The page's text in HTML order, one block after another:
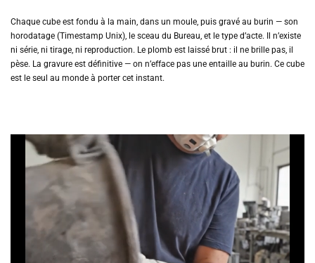
Chaque cube est fondu à la main, dans un moule, puis gravé au burin — son
horodatage (Timestamp Unix), le sceau du Bureau, et le type d’acte. Il n’existe
ni série, ni tirage, ni reproduction. Le plomb est laissé brut : il ne brille pas, il
pèse. La gravure est définitive — on n’efface pas une entaille au burin. Ce cube
est le seul au monde à porter cet instant.